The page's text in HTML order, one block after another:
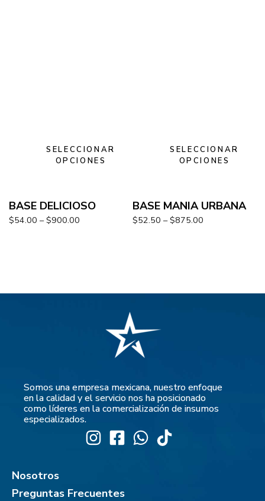
SELECCIONAR
OPCIONES
BASE DELICIOSO
$54.00 – $900.00
SELECCIONAR
OPCIONES
BASE MANIA URBANA
$52.50 – $875.00
Somos una empresa mexicana, nuestro enfoque
en la calidad y el servicio nos ha posicionado
como líderes en la comercialización de insumos
especializados.
Nosotros
Preguntas Frecuentes